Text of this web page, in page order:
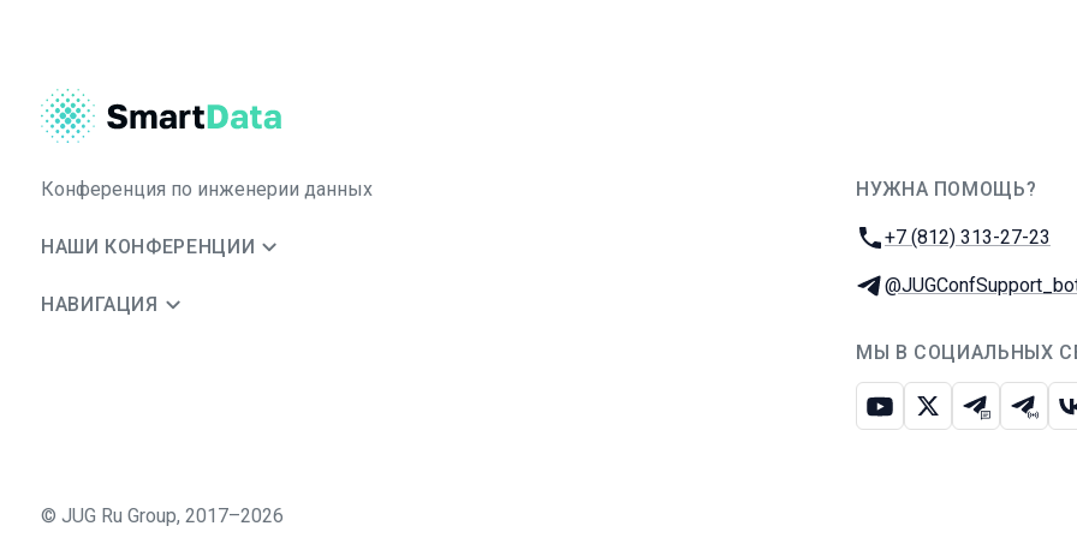
Конференция по инженерии данных
НАШИ КОНФЕРЕНЦИИ
НАВИГАЦИЯ
НУЖНА ПОМОЩЬ?
Телефон:
+7 (812) 313-27-23
Телеграм:
МЫ В СОЦИАЛЬНЫХ
ЮтубИкс Телеграм-
© JUG Ru Group, 2017–2026